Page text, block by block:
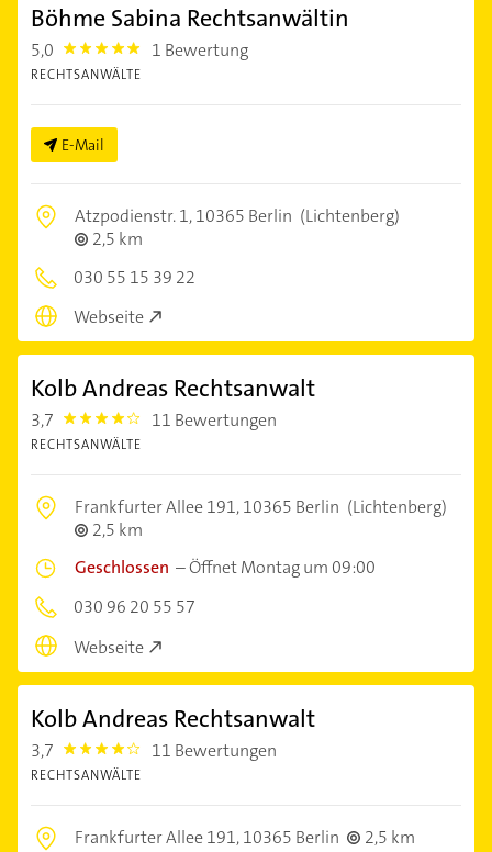
Böhme Sabina Rechtsanwältin
5,0 5.0 1 Bewertung
RECHTSANWÄLTE
E-Mail
Atzpodienstr. 1,10365 Berlin (Lichtenberg)
2,5 km
030 55 15 39 22
Webseite
Kolb Andreas Rechtsanwalt
3,7 3.7 11 Bewertungen
RECHTSANWÄLTE
Frankfurter Allee 191,10365 Berlin (Lichtenberg)
2,5 km
Geschlossen –Öffnet Montag um 09:00
030 96 20 55 57
Webseite
Kolb Andreas Rechtsanwalt
3,7 3.7 11 Bewertungen
RECHTSANWÄLTE
Frankfurter Allee 191,10365 Berlin
2,5 km